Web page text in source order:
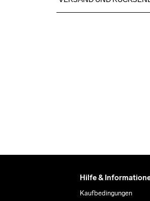
Hilfe &
Kaufbedingungen